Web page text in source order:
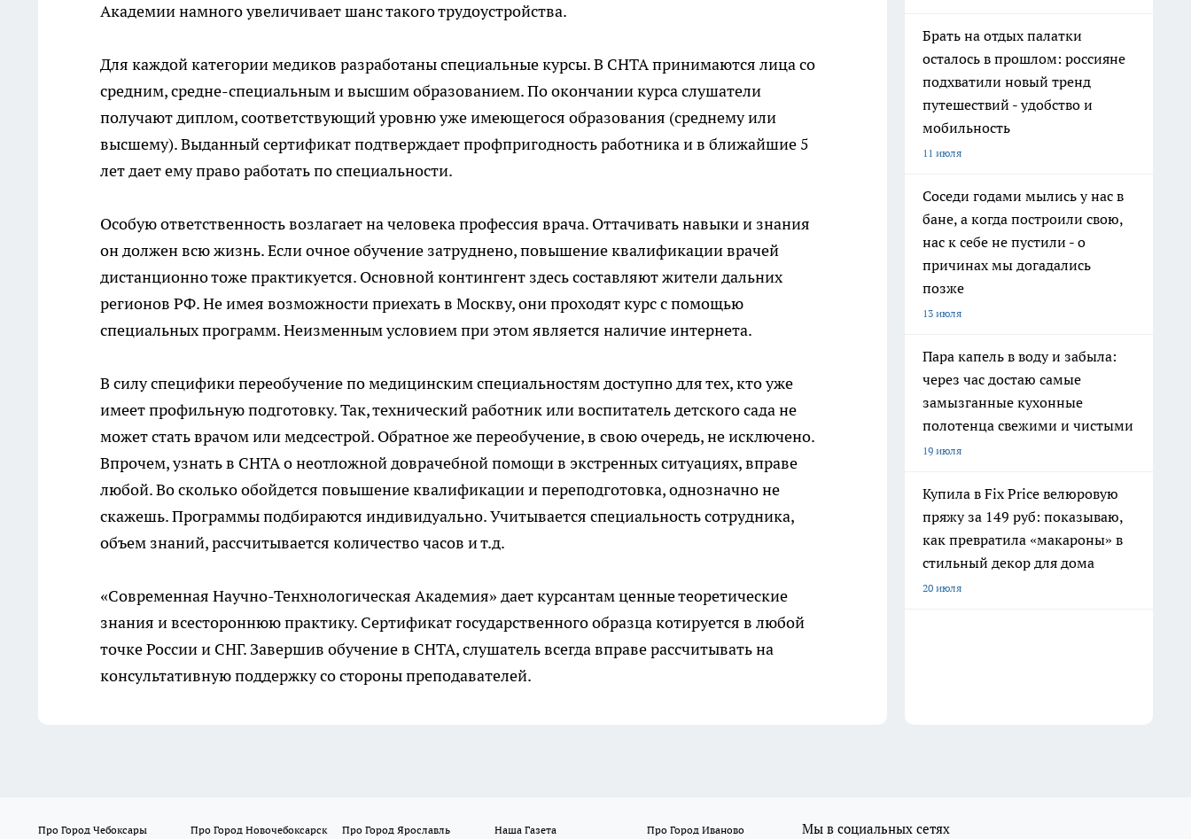
Академии намного увеличивает шанс такого трудоустройства.
Для каждой категории медиков разработаны специальные курсы. В СНТА принимаются лица со
средним, средне-специальным и высшим образованием. По окончании курса слушатели
получают диплом, соответствующий уровню уже имеющегося образования (среднему или
высшему). Выданный сертификат подтверждает профпригодность работника и в ближайшие 5
лет дает ему право работать по специальности.
Особую ответственность возлагает на человека профессия врача. Оттачивать навыки и знания
он должен всю жизнь. Если очное обучение затруднено,повышение квалификации врачей
дистанционнотоже практикуется. Основной контингент здесь составляют жители дальних
регионов РФ. Не имея возможности приехать в Москву, они проходят курс с помощью
специальных программ. Неизменным условием при этом является наличие интернета.
В силу специфики переобучение по медицинским специальностям доступно для тех, кто уже
имеет профильную подготовку. Так, технический работник или воспитатель детского сада не
может стать врачом или медсестрой. Обратное же переобучение, в свою очередь, не исключено.
Впрочем, узнать в СНТА о неотложной доврачебной помощи в экстренных ситуациях, вправе
любой. Во сколько обойдется повышение квалификации и переподготовка, однозначно не
скажешь. Программы подбираются индивидуально. Учитывается специальность сотрудника,
объем знаний, рассчитывается количество часов и т.д.
«Современная Научно-Тенхнологическая Академия» дает курсантам ценные теоретические
знания и всестороннюю практику. Сертификат государственного образца котируется в любой
точке России и СНГ. Завершив обучение в СНТА, слушатель всегда вправе рассчитывать на
консультативную поддержку со стороны преподавателей.
Брать на отдых палатки
осталось в прошлом: россияне
подхватили новый тренд
путешествий - удобство и
мобильность
11 июля
Соседи годами мылись у нас в
бане, а когда построили свою,
нас к себе не пустили - о
причинах мы догадались
позже
13 июля
Пара капель в воду и забыла:
через час достаю самые
замызганные кухонные
полотенца свежими и чистыми
19 июля
Купила в Fix Price велюровую
пряжу за 149 руб: показываю,
как превратила «макароны» в
стильный декор для дома
20 июля
Про Город Чебоксары Про Город Новочебоксарск Про Город Ярославль Наша Газета
Про Город Иваново
Мы в социальных сетях